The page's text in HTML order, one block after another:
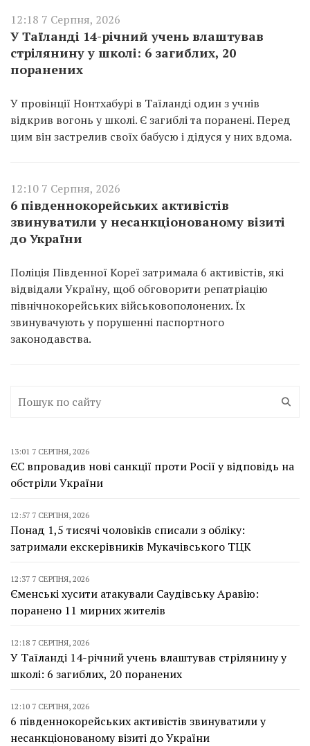
12:18 7 Серпня, 2026
У Таїланді 14-річний учень влаштував
стрілянину у школі: 6 загиблих, 20
поранених
У провінції Нонтхабурі в Таїланді один з учнів
відкрив вогонь у школі. Є загиблі та поранені. Перед
цим він застрелив своїх бабусю і дідуся у них вдома.
12:10 7 Серпня, 2026
6 південнокорейських активістів
звинуватили у несанкціонованому візиті
до України
Поліція Південної Кореї затримала 6 активістів, які
відвідали Україну, щоб обговорити репатріацію
північнокорейських військовополонених. Їх
звинувачують у порушенні паспортного
законодавства.
13:01 7 СЕРПНЯ, 2026
ЄС впровадив нові санкції проти Росії у відповідь на
обстріли України
12:57 7 СЕРПНЯ, 2026
Понад 1,5 тисячі чоловіків списали з обліку:
затримали екскерівників Мукачівського ТЦК
12:37 7 СЕРПНЯ, 2026
Єменські хусити атакували Саудівську Аравію:
поранено 11 мирних жителів
12:18 7 СЕРПНЯ, 2026
У Таїланді 14-річний учень влаштував стрілянину у
школі: 6 загиблих, 20 поранених
12:10 7 СЕРПНЯ, 2026
6 південнокорейських активістів звинуватили у
несанкціонованому візиті до України